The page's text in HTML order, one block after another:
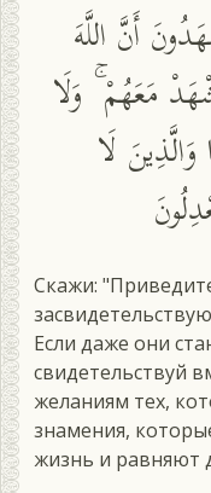
أَنَّ اللَّهَ
مَعَهُمْ ۚ وَلَا
وَالَّذِينَ لَا
Скажи:
Если даже они
свидетельствуй
желаниям тех,
знамения,
жизнь и равняют